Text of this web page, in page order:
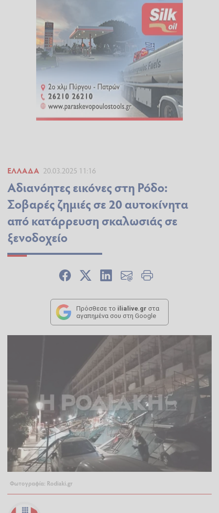
ΕΛΛΆΔΑ 20.03.2025 11:16
Αδιανόητες εικόνες στη Ρόδο:
Σοβαρές ζημιές σε 20 αυτοκίνητα
από κατάρρευση σκαλωσιάς σε
ξενοδοχείο
Πρόσθεσε το ilialive.gr στα
αγαπημένα σου στη Google
Φωτογραφία: Rodiaki.gr